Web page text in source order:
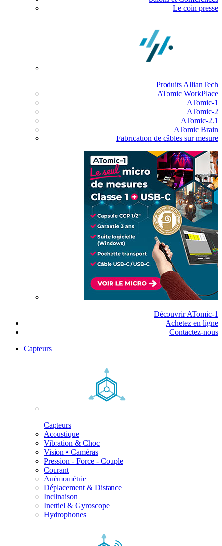
Le coin presse
Produits AllianTech
ATomic WorkPlace
ATomic-1
ATomic-2
ATomic-2.1
ATomic Brain
Fabrication de câbles sur mesure
Découvrir ATomic-1
Achetez en ligne
Contactez-nous
Capteurs
Capteurs
Acoustique
Vibration & Choc
Vision • Caméras
Pression - Force - Couple
Courant
Anémométrie
Déplacement & Distance
Inclinaison
Inertiel & Gyroscope
Hydrophones